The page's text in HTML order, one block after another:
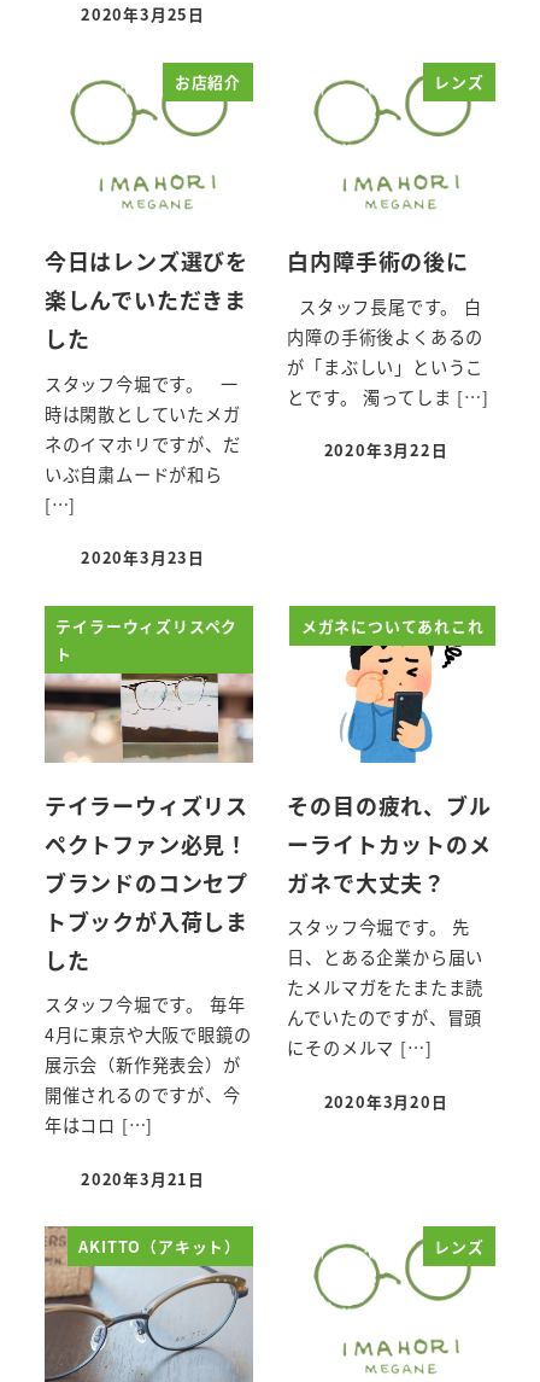
投稿日
2020年3月25日
お店紹介
今日はレンズ選びを
楽しんでいただきま
した
スタッフ今堀です。 一
時は閑散としていたメガ
ネのイマホリですが、だ
いぶ自粛ムードが和ら
[…]
投稿日
2020年3月23日
レンズ
白内障手術の後に
スタッフ長尾です。 白
内障の手術後よくあるの
が「まぶしい」というこ
とです。 濁ってしま […]
投稿日
2020年3月22日
テイラーウィズリスペク
ト
テイラーウィズリス
ペクトファン必見！
ブランドのコンセプ
トブックが入荷しま
した
スタッフ今堀です。 毎年
4月に東京や大阪で眼鏡の
展示会（新作発表会）が
開催されるのですが、今
年はコロ […]
投稿日
2020年3月21日
メガネについてあれこれ
その目の疲れ、ブル
ーライトカットのメ
ガネで大丈夫？
スタッフ今堀です。 先
日、とある企業から届い
たメルマガをたまたま読
んでいたのですが、冒頭
にそのメルマ […]
投稿日
2020年3月20日
AKITTO（アキット） レンズ